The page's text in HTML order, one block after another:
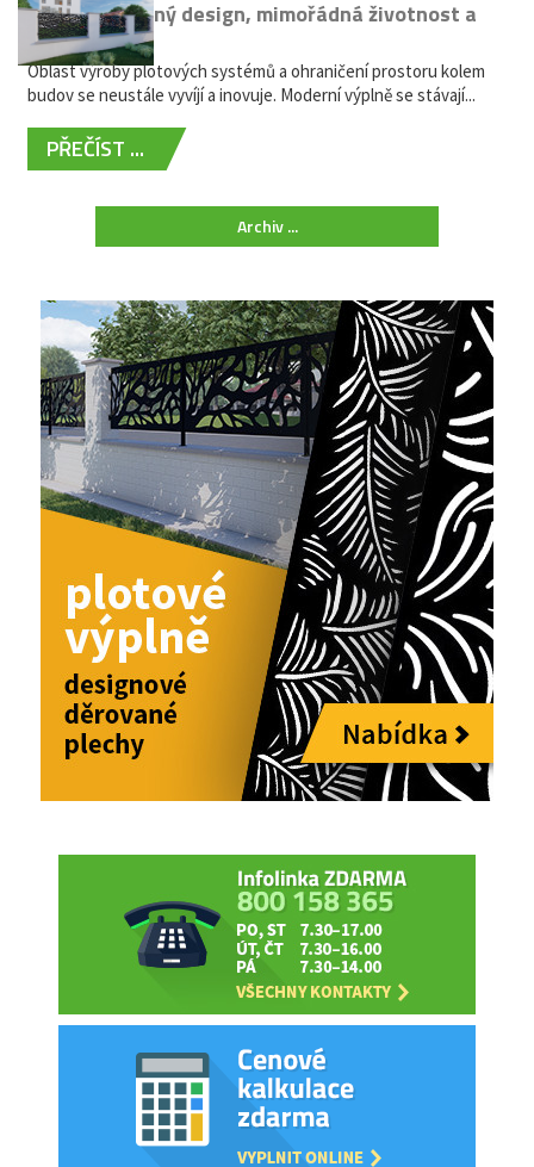
kovů: výjimečný design, mimořádná životnost a
žádná údržba
Oblast výroby plotových systémů a ohraničení prostoru kolem
budov se neustále vyvíjí a inovuje. Moderní výplně se stávají...
PŘEČÍST ...
Archiv ...